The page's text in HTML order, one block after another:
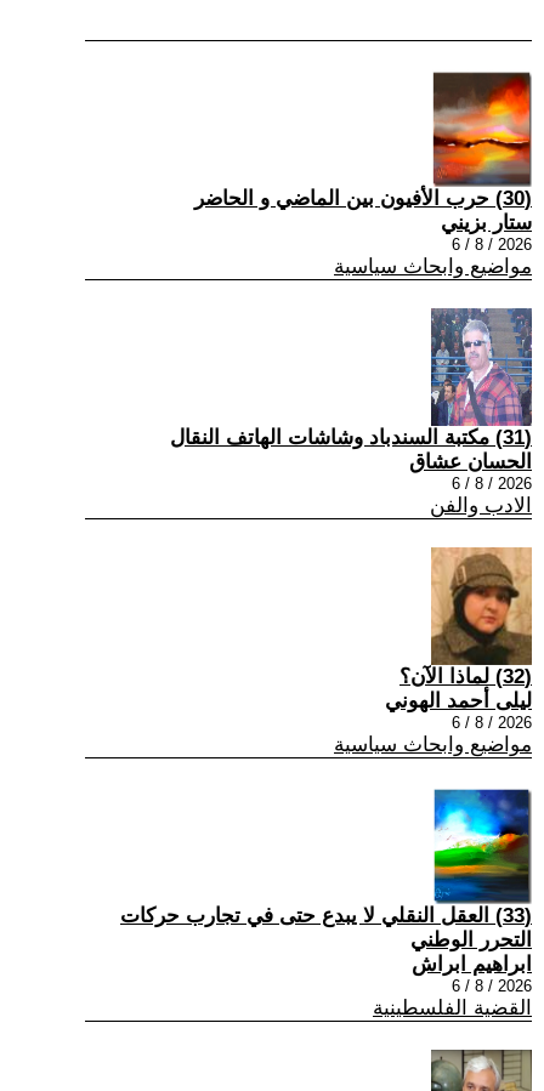
(30) حرب الأفيون بين الماضي و الحاضر
ستار بزيني
2026 / 8 / 6
مواضيع وابحاث سياسية
(31) مكتبة السندباد وشاشات الهاتف النقال
الحسان عشاق
2026 / 8 / 6
الادب والفن
(32) لماذا الآن؟
ليلى أحمد الهوني
2026 / 8 / 6
مواضيع وابحاث سياسية
(33) العقل النقلي لا يبدع حتى في تجارب حركات
التحرر الوطني
ابراهيم ابراش
2026 / 8 / 6
القضية الفلسطينية